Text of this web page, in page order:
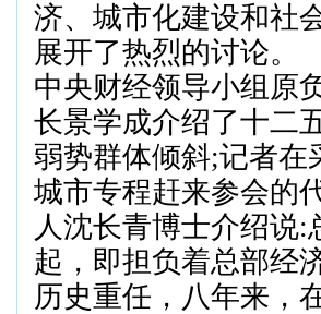
济、城市化建设和社
展开了热烈的讨论。
中央财经领导小组原
长景学成介绍了十二
弱势群体倾斜;记者在
城市专程赶来参会的
人沈长青博士介绍说:
起，即担负着总部经
历史重任，八年来，